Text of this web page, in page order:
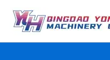
contenido